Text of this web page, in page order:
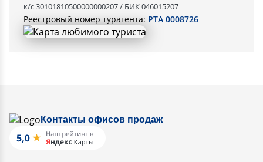
к/с 30101810500000000207 / БИК 046015207
Реестровый номер турагента: РТА 0008726
Контакты офисов продаж